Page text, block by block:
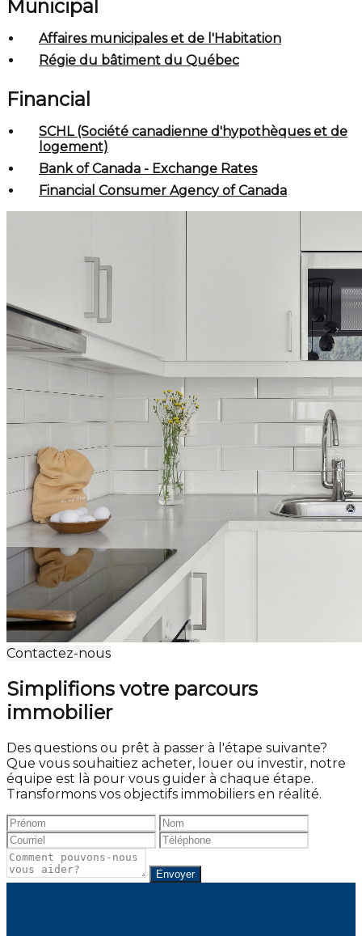
Municipal
Affaires municipales et de l'Habitation
Régie du bâtiment du Québec
Financial
SCHL (Société canadienne d'hypothèques et de
logement)
Bank of Canada - Exchange Rates
Financial Consumer Agency of Canada
Contactez-nous
Simplifions votre parcours
immobilier
Des questions ou prêt à passer à l'étape suivante?
Que vous souhaitiez acheter, louer ou investir, notre
équipe est là pour vous guider à chaque étape.
Transformons vos objectifs immobiliers en réalité.
Envoyer